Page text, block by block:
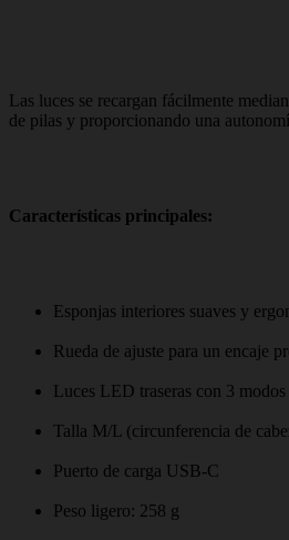
Las luces se recargan fácilmente
de pilas y proporcionando una
Características principales:
Esponjas interiores suaves y
Rueda de ajuste para un encaje
Luces LED traseras con 3
Talla M/L (circunferencia de
Puerto de carga USB-C
Peso ligero: 258 g